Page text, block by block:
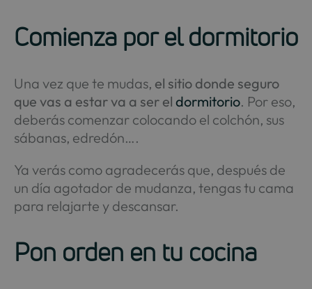
Comienza por el dormitorio
Una vez que te mudas, el sitio donde seguro
que vas a estar va a ser el dormitorio. Por eso,
deberás comenzar colocando el colchón, sus
sábanas, edredón….
Ya verás como agradecerás que, después de
un día agotador de mudanza, tengas tu cama
para relajarte y descansar.
Pon orden en tu cocina